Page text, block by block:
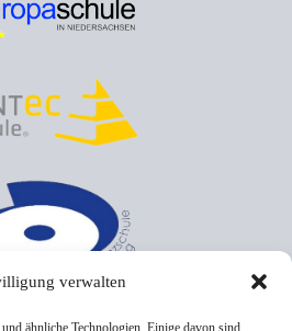
verwalten
ähnliche Technologien. Einige davon sind